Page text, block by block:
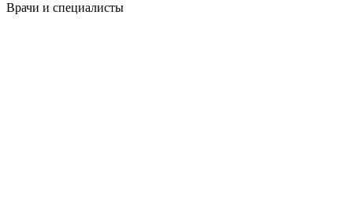
Врачи и специалисты